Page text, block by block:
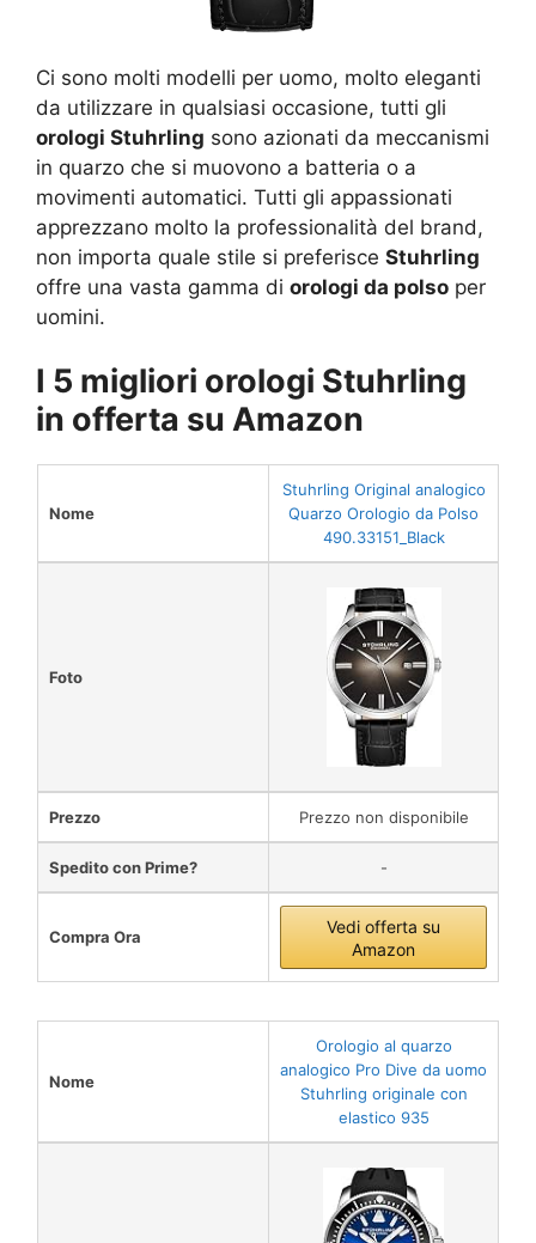
Ci sono molti modelli per uomo, molto eleganti
da utilizzare in qualsiasi occasione, tutti gli
orologi Stuhrling sono azionati da meccanismi
in quarzo che si muovono a batteria o a
movimenti automatici. Tutti gli appassionati
apprezzano molto la professionalità del brand,
non importa quale stile si preferisce Stuhrling
offre una vasta gamma di orologi da polso per
uomini.
I 5 migliori orologi Stuhrling
in offerta su Amazon
Nome
Stuhrling Original analogico
Quarzo Orologio da Polso
490.33151_Black
Foto
Prezzo Prezzo non disponibile
Spedito con Prime? -
Compra Ora
Vedi offerta su
Amazon
Nome
Orologio al quarzo
analogico Pro Dive da uomo
Stuhrling originale con
elastico 935